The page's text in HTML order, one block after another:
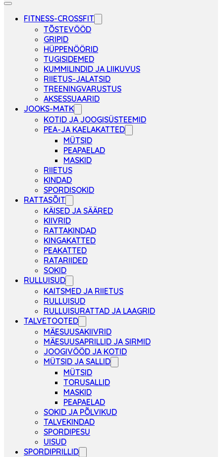
FITNESS-CROSSFIT
TÕSTEVÖÖD
GRIPID
HÜPPENÖÖRID
TUGISIDEMED
KUMMILINDID JA LIIKUVUS
RIIETUS-JALATSID
TREENINGVARUSTUS
AKSESSUAARID
JOOKS-MATK
KOTID JA JOOGISÜSTEEMID
PEA-JA KAELAKATTED
MÜTSID
PEAPAELAD
MASKID
RIIETUS
KINDAD
SPORDISOKID
RATTASÕIT
KÄISED JA SÄÄRED
KIIVRID
RATTAKINDAD
KINGAKATTED
PEAKATTED
RATARIIDED
SOKID
RULLUISUD
KAITSMED JA RIIETUS
RULLUISUD
RULLUISURATTAD JA LAAGRID
TALVETOOTED
MÄESUUSAKIIVRID
MÄESUUSAPRILLID JA SIRMID
JOOGIVÖÖD JA KOTID
MÜTSID JA SALLID
MÜTSID
TORUSALLID
MASKID
PEAPAELAD
SOKID JA PÕLVIKUD
TALVEKINDAD
SPORDIPESU
UISUD
SPORDIPRILLID